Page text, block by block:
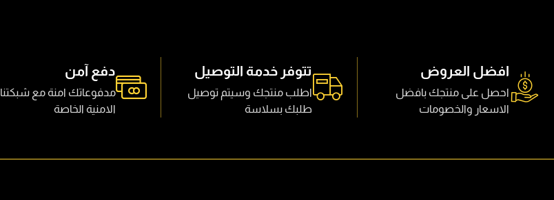
افضل العروض
احصل على منتجك بافضل
الاسعار والخصومات
تتوفر خدمة التوصيل
اطلب منتجك وسيتم توصيل
طلبك بسلاسة
دفع آمن
مدفوعاتك امنة مع شبكتنا
الامنية الخاصة